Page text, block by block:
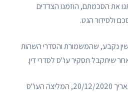
את הסכמתם, הוזמנו הצדדים
נקבע, שהמשמורת והסדרי השהות
שיתקבל תסקיר עו"ס לסדרי דין.
בתסקיר עו"ס לסדרי דין מתאריך 20/12/2020, המליצה העו"ס